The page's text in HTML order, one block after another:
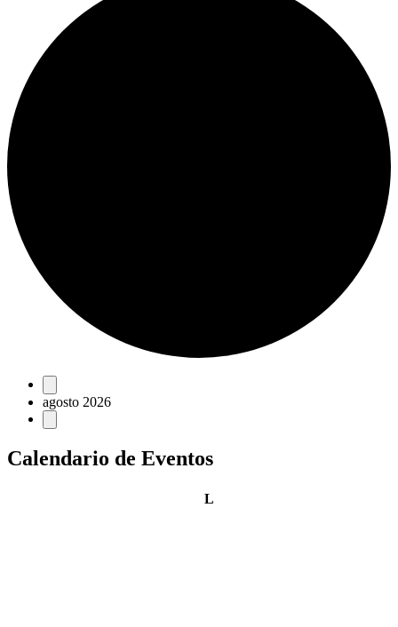
Eventos
agosto 2026
Calendario de Eventos
Llunes